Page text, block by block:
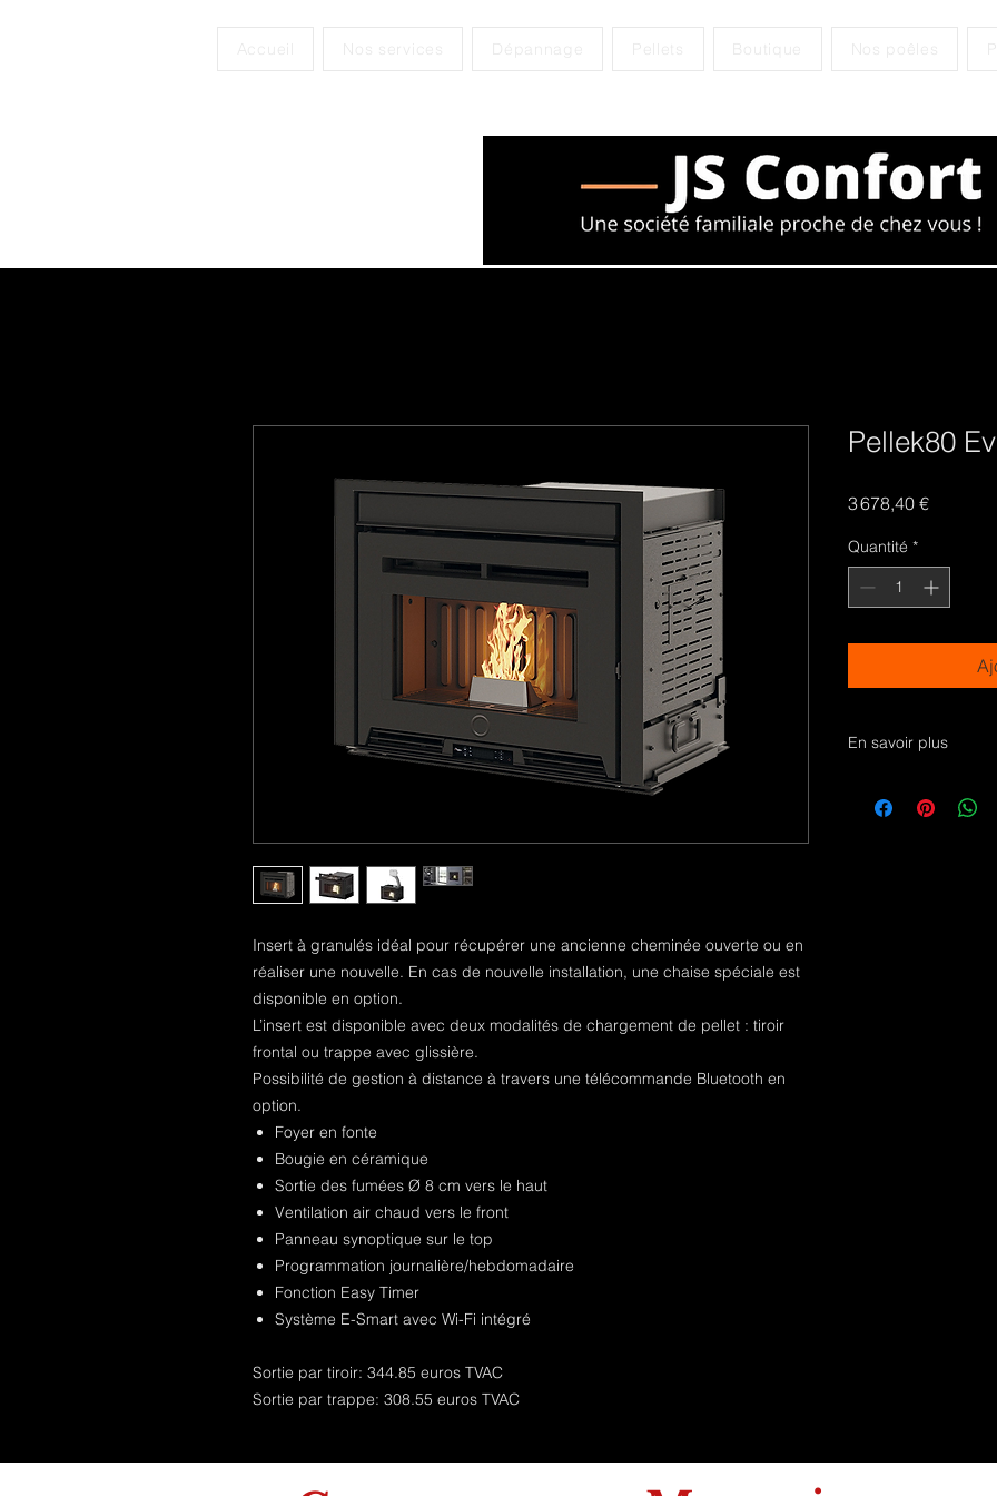
Insert à granulés idéal pour récupérer une ancienne cheminée ouverte ou en
réaliser une nouvelle. En cas de nouvelle installation, une chaise spéciale est
disponible en option.
L’insert est disponible avec deux modalités de chargement de pellet : tiroir
frontal ou trappe avec glissière.
Possibilité de gestion à distance à travers une télécommande Bluetooth en
option.
Foyer en fonte
Bougie en céramique
Sortie des fumées Ø 8 cm vers le haut
Ventilation air chaud vers le front
Panneau synoptique sur le top
Programmation journalière/hebdomadaire
Fonction Easy Timer
Système E-Smart avec Wi-Fi intégré
Sortie par tiroir: 344.85 euros TVAC
Sortie par trappe: 308.55 euros TVAC
Pellek80
3 678,40 €Prix
Quantité *
En savoir plus
Classe énergétique